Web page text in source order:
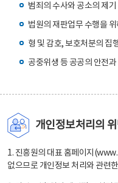
범죄의 수사와 공소의 제
법원의 재판업무 수행을
형 및 감호, 보호처분의 집
공중위생 등 공공의 안전
개인정보처리의
1. 진흥원의 대표 홈페이지
없으므로 개인정보 처리와 관련